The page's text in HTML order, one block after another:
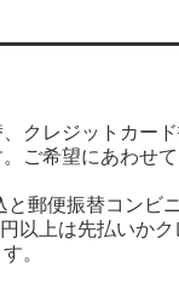
クレジットカー
ご希望にあわせ
と郵便振替コンビ
以上は先払いかク
。